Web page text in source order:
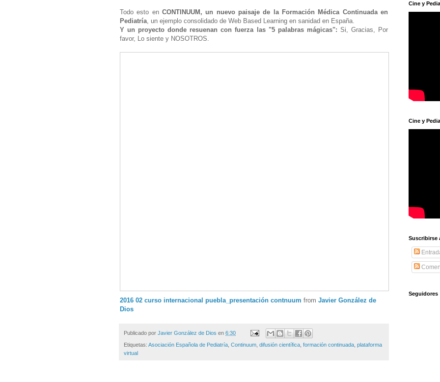
Todo esto en CONTINUUM, un nuevo paisaje de la Formación Médica Continuada en
Pediatría , un ejemplo consolidado de Web Based Learning en sanidad en España.
Y un proyecto donde resuenan con fuerza las "5 palabras mágicas": Si, Gracias, Por
favor, Lo siente y NOSOTROS.
2016 02 curso internacional puebla_presentación contnuum from Javier González de
Dios
Publicado por Javier González de Dios en 6:30
Etiquetas: Asociación Española de Pediatría Continuum difusión científica formación continuada plataforma
virtual
Cine y
Cine y
Suscribirse
Seguidores